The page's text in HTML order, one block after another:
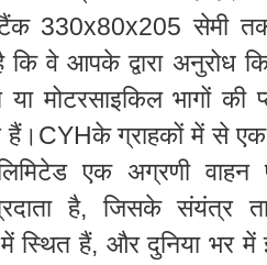
टैंक 330x80x205 सेमी
वे आपके द्वारा अनुरोध
मोटरसाइकिल भागों की
ग्राहकों में से
एक अग्रणी वाहन
है, जिसके संयंत्र
स्थित हैं, और दुनिया भर